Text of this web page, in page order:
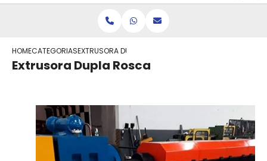
HOMECATEGORIASEXTRUSORA DUPLA ROSCA
Extrusora Dupla Rosca